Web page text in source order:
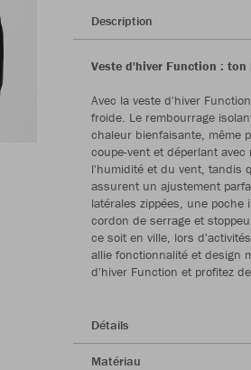
Description
Veste d'hiver Function :
Avec la veste d'hiver
froide. Le rembourrage
chaleur bienfaisante, même
coupe-vent et déperlant
l'humidité et du vent, tandis
assurent un ajustement
latérales zippées, une poche
cordon de serrage et
ce soit en ville, lors
allie fonctionnalité et design
d'hiver Function et profitez
Détails
Matériau